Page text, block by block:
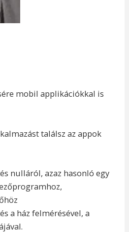
mobil applikációkkal is
találsz az appok
nulláról, azaz hasonló egy
a ház felmérésével, a